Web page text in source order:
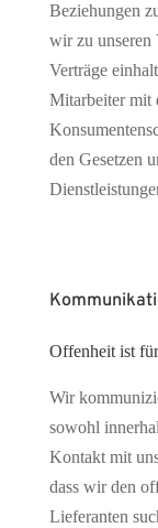
Beziehungen
wir zu unseren
Verträge
Mitarbeiter mit
den Gesetzen
Offenheit ist
Wir
sowohl
Kontakt mit
dass wir den
Lieferanten